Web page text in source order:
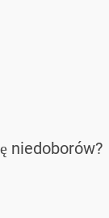
niedoborów?